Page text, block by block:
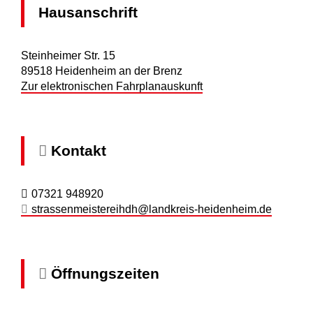
Hausanschrift
Steinheimer Str. 15
89518 Heidenheim an der Brenz
Zur elektronischen Fahrplanauskunft
Kontakt
07321 948920
strassenmeistereihdh@landkreis-heidenheim.de
Öffnungszeiten